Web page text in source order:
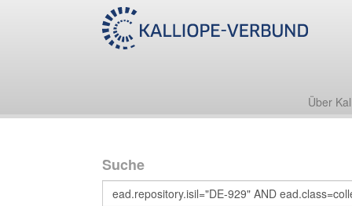
Über
Suche